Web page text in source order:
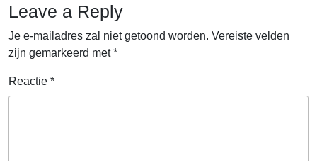
Leave a Reply
Je e-mailadres zal niet getoond worden. Vereiste velden
zijn gemarkeerd met*
Reactie *